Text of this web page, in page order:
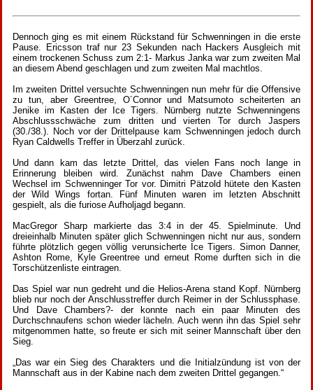
Dennoch ging es mit einem Rückstand für Schwenningen in die erste
Pause. Ericsson traf nur 23 Sekunden nach Hackers Ausgleich mit
einem trockenen Schuss zum 2:1- Markus Janka war zum zweiten Mal
an diesem Abend geschlagen und zum zweiten Mal machtlos.
Im zweiten Drittel versuchte Schwenningen nun mehr für die Offensive
zu tun, aber Greentree, O´Connor und Matsumoto scheiterten an
Jenike im Kasten der Ice Tigers. Nürnberg nutzte Schwenningens
Abschlussschwäche zum dritten und vierten Tor durch Jaspers
(30./38.). Noch vor der Drittelpause kam Schwenningen jedoch durch
Ryan Caldwells Treffer in Überzahl zurück.
Und dann kam das letzte Drittel, das vielen Fans noch lange in
Erinnerung bleiben wird. Zunächst nahm Dave Chambers einen
Wechsel im Schwenninger Tor vor. Dimitri Pätzold hütete den Kasten
der Wild Wings fortan. Fünf Minuten waren im letzten Abschnitt
gespielt, als die furiose Aufholjagd begann.
MacGregor Sharp markierte das 3:4 in der 45. Spielminute. Und
dreieinhalb Minuten später glich Schwenningen nicht nur aus, sondern
führte plötzlich gegen völlig verunsicherte Ice Tigers. Simon Danner,
Ashton Rome, Kyle Greentree und erneut Rome durften sich in die
Torschützenliste eintragen.
Das Spiel war nun gedreht und die Helios-Arena stand Kopf. Nürnberg
blieb nur noch der Anschlusstreffer durch Reimer in der Schlussphase.
Und Dave Chambers?- der konnte nach ein paar Minuten des
Durchschnaufens schon wieder lächeln. Auch wenn ihn das Spiel sehr
mitgenommen hatte, so freute er sich mit seiner Mannschaft über den
Sieg.
„Das war ein Sieg des Charakters und die Initialzündung ist von der
Mannschaft aus in der Kabine nach dem zweiten Drittel gegangen.“